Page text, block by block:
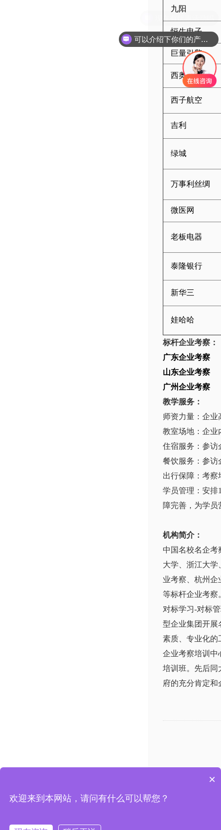
九阳
恒生电子
巨量引擎
西奥电梯
西子航空
吉利
绿城
万事利丝绸
微医网
老板电器
泰隆银行
新华三
娃哈哈
标杆企业考察：
广东企业考察
山东企业考察
广州企业考察
教学服务：
师资力量：企业
教室场地：企业
住宿服务：参访
餐饮服务：参访
出行保障：考察
学员管理：安排
障完善，为学员
机构简介：
中国名校名企
大学、浙江大
业考察、杭州
等标杆企业考察
对标学习-对标
型企业集团开展
素质、专业化的
企业考察培训中
培训班。先后同
府的充分肯定
上海市杨浦区国权路525号复旦复华科技楼
可以介绍下你们的产品么
×
欢迎来到本网站，请问有什么可以帮您？